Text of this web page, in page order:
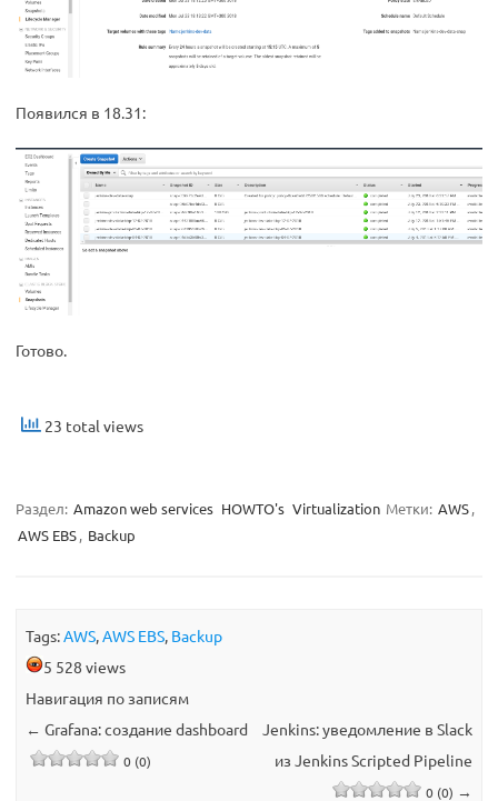
Появился в 18.31:
Готово.
23 total views
Раздел: Amazon web services HOWTO's Virtualization Метки: AWS,
AWS EBS, Backup
Tags: AWS AWS EBS Backup
5 528 views
Навигация по записям
← Grafana: создание dashboard
0 (0)
Jenkins: уведомление в Slack
из Jenkins Scripted Pipeline
0 (0) →